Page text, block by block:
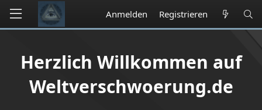
Anmelden Registrieren
Herzlich Willkommen auf
Weltverschwoerung.de